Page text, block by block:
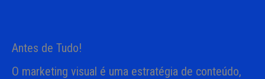
Antes de Tudo!
O marketing visual é uma estratégia de conteúdo,